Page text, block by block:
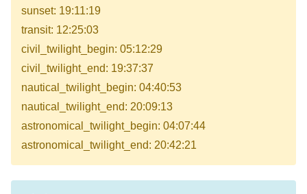
sunset: 19:11:19
transit: 12:25:03
civil_twilight_begin: 05:12:29
civil_twilight_end: 19:37:37
nautical_twilight_begin: 04:40:53
nautical_twilight_end: 20:09:13
astronomical_twilight_begin: 04:07:44
astronomical_twilight_end: 20:42:21